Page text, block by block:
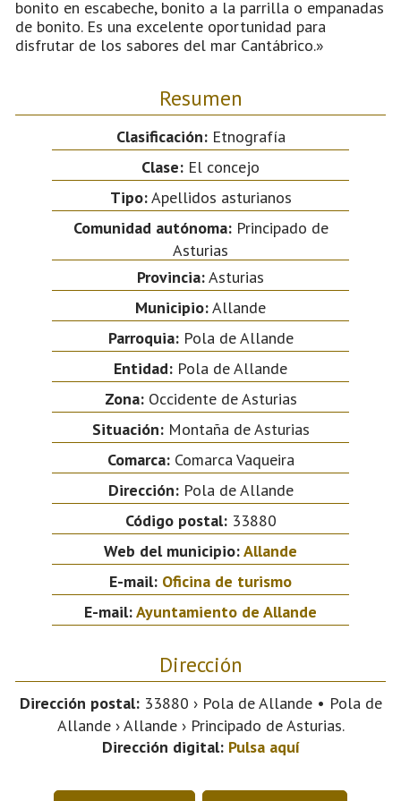
bonito en escabeche, bonito a la parrilla o empanadas
de bonito. Es una excelente oportunidad para
disfrutar de los sabores del mar Cantábrico.»
Resumen
Clasificación:Etnografía
Clase: El concejo
Tipo:Apellidos asturianos
Comunidad autónoma:Principado de
Asturias
Provincia:Asturias
Municipio:Allande
Parroquia:Pola de Allande
Entidad: Pola de Allande
Zona:Occidente de Asturias
Situación:Montaña de Asturias
Comarca:Comarca Vaqueira
Dirección:Pola de Allande
Código postal:33880
Web del municipio:Allande
E-mail: Oficina de turismo
E-mail:Ayuntamiento de Allande
Dirección
Dirección postal:33880 › Pola de Allande • Pola de
Allande › Allande › Principado de Asturias.
Dirección digital: Pulsa aquí